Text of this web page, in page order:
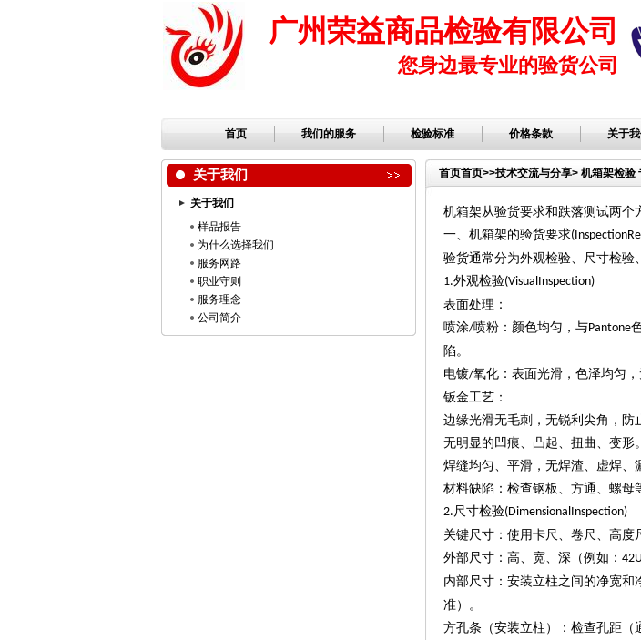
广州荣益商品检验有限公司
您身边最专业的验货公司
首页 我们的服务 检验标准 价格条款 关于我
关于我们
关于我们
样品报告
为什么选择我们
服务网路
职业守则
服务理念
公司简介
首页首页>>技术交流与分享> 机箱架检验
机箱架从验货要求和跌落测试两个
一、机箱架的验货要求
验货通常分为外观检验、尺寸检验
1.外观检验(VisualInspection)
表面处理：
喷涂/喷粉：颜色均匀，与Pantone
陷。
电镀/氧化：表面光滑，色泽均匀
钣金工艺：
边缘光滑无毛刺，无锐利尖角，防
无明显的凹痕、凸起、扭曲、变形。
焊缝均匀、平滑，无焊渣、虚焊、
材料缺陷：检查钢板、方通、螺母
2. 尺寸检验(DimensionalInspection)
关键尺寸：使用卡尺、卷尺、高度
外部尺寸：高、宽、深（例如：
内部尺寸：安装立柱之间的净宽
准）。
方孔条（安装立柱）：检查孔距（